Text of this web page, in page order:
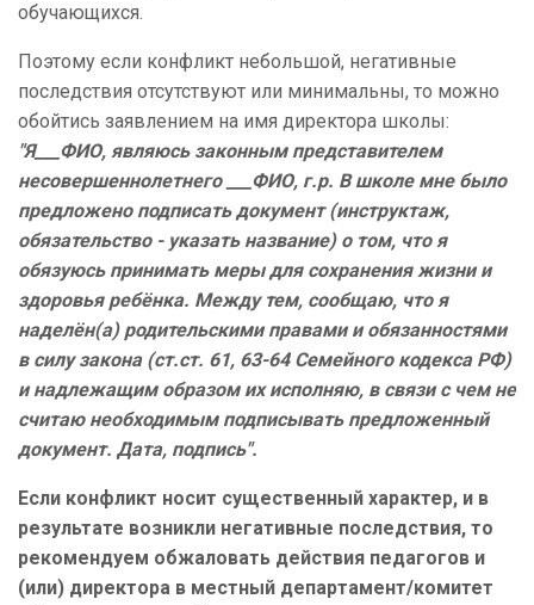
обучающихся.
Поэтому если конфликт небольшой, негативные
последствия отсутствуют или минимальны, то можно
обойтись заявлением на имя директора школы:
"Я___ФИО, являюсь законным представителем
несовершеннолетнего ___ФИО, г.р. В школе мне было
предложено подписать документ (инструктаж,
обязательство - указать название) о том, что я
обязуюсь принимать меры для сохранения жизни и
здоровья ребёнка. Между тем, сообщаю, что я
наделён(а) родительскими правами и обязанностями
в силу закона (ст.ст. 61, 63-64 Семейного кодекса РФ)
и надлежащим образом их исполняю, в связи с чем не
считаю необходимым подписывать предложенный
документ. Дата, подпись".
Если конфликт носит существенный характер, и в
результате возникли негативные последствия, то
рекомендуем обжаловать действия педагогов и
(или) директора в местный департамент/комитет